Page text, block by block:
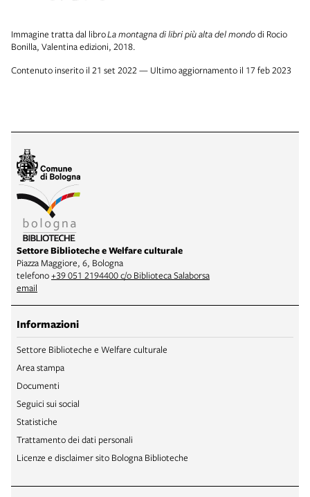
Immagine tratta dal libroLa montagna di libri più alta del mondodi Rocio
Bonilla, Valentina edizioni, 2018.
Contenuto inserito il 21 set 2022 — Ultimo aggiornamento il 17 feb 2023
Settore Biblioteche e Welfare culturale
Piazza Maggiore, 6, Bologna
telefono+39 051 2194400 c/o Biblioteca Salaborsa
email
Informazioni
Settore Biblioteche e Welfare culturale
Area stampa
Documenti
Seguici sui social
Statistiche
Trattamento dei dati personali
Licenze e disclaimer sito Bologna Biblioteche